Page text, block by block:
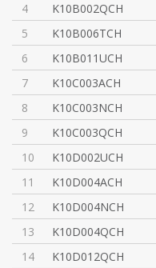
4
K10B002QCH
5
K10B006TCH
6
K10B011UCH
7
K10C003ACH
8
K10C003NCH
9
K10C003QCH
10
K10D002UCH
11
K10D004ACH
12
K10D004NCH
13
K10D004QCH
14
K10D012QCH